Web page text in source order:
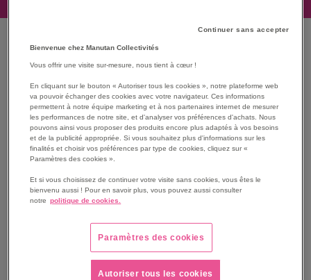
Que cherchez-vous ?
Chromebook ACER
Moniteur ACER
Portable ACER
Tablette ACER
Accessoires ACER
Continuer sans accepter
Bienvenue chez Manutan Collectivités
Vous offrir une visite sur-mesure, nous tient à cœur !
En cliquant sur le bouton « Autoriser tous les cookies », notre plateforme web
va pouvoir échanger des cookies avec votre navigateur. Ces informations
permettent à notre équipe marketing et à nos partenaires internet de mesurer
les performances de notre site, et d'analyser vos préférences d'achats. Nous
pouvons ainsi vous proposer des produits encore plus adaptés à vos besoins
et de la publicité appropriée. Si vous souhaitez plus d'informations sur les
finalités et choisir vos préférences par type de cookies, cliquez sur «
Paramètres des cookies ».
Et si vous choisissez de continuer votre visite sans cookies, vous êtes le
bienvenu aussi ! Pour en savoir plus, vous pouvez aussi consulter
notre politique de cookies.
Paramètres des cookies
Autoriser tous les cookies